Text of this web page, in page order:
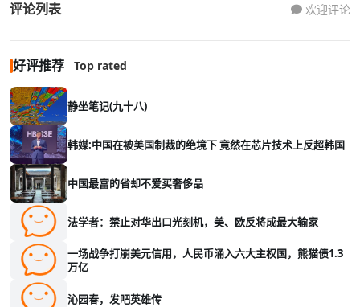
评论列表 欢迎评论
好评推荐 Top rated
静坐笔记(九十八)
韩媒:中国在被美国制裁的绝境下 竟然在芯片技术上反超韩国
中国最富的省却不爱买奢侈品
法学者：禁止对华出口光刻机，美、欧反将成最大输家
一场战争打崩美元信用，人民币涌入六大主权国，熊猫债1.3
万亿
沁园春，发吧英雄传